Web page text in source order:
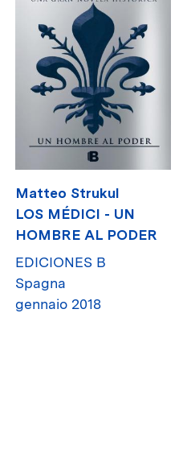
Matteo Strukul
LOS MÉDICI - UN
HOMBRE AL PODER
EDICIONES B
Spagna
gennaio 2018